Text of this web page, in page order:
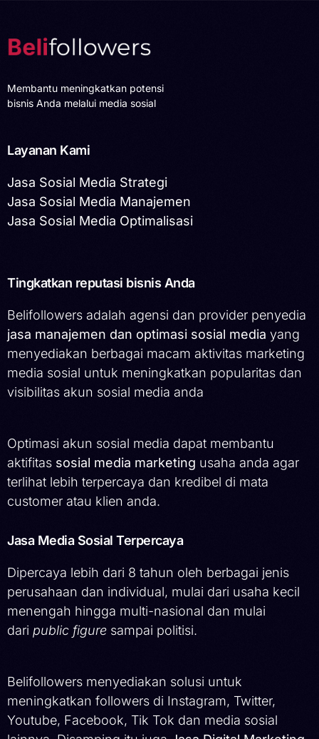
Membantu meningkatkan potensi
bisnis Anda melalui media sosial
Layanan Kami
Jasa Sosial Media Strategi
Jasa Sosial Media Manajemen
Jasa Sosial Media Optimalisasi
Tingkatkan reputasi bisnis Anda
Belifollowers adalah agensi dan provider penyedia
jasa manajemen dan optimasi sosial media yang
menyediakan berbagai macam aktivitas marketing
media sosial untuk meningkatkan popularitas dan
visibilitas akun sosial media anda
Optimasi akun sosial media dapat membantu
aktifitas sosial media marketing usaha anda agar
terlihat lebih terpercaya dan kredibel di mata
customer atau klien anda.
Jasa Media Sosial Terpercaya
Dipercaya lebih dari 8 tahun oleh berbagai jenis
perusahaan dan individual, mulai dari usaha kecil
menengah hingga multi-nasional dan mulai
dari public figure sampai politisi.
Belifollowers menyediakan solusi untuk
meningkatkan followers di Instagram, Twitter,
Youtube, Facebook, Tik Tok dan media sosial